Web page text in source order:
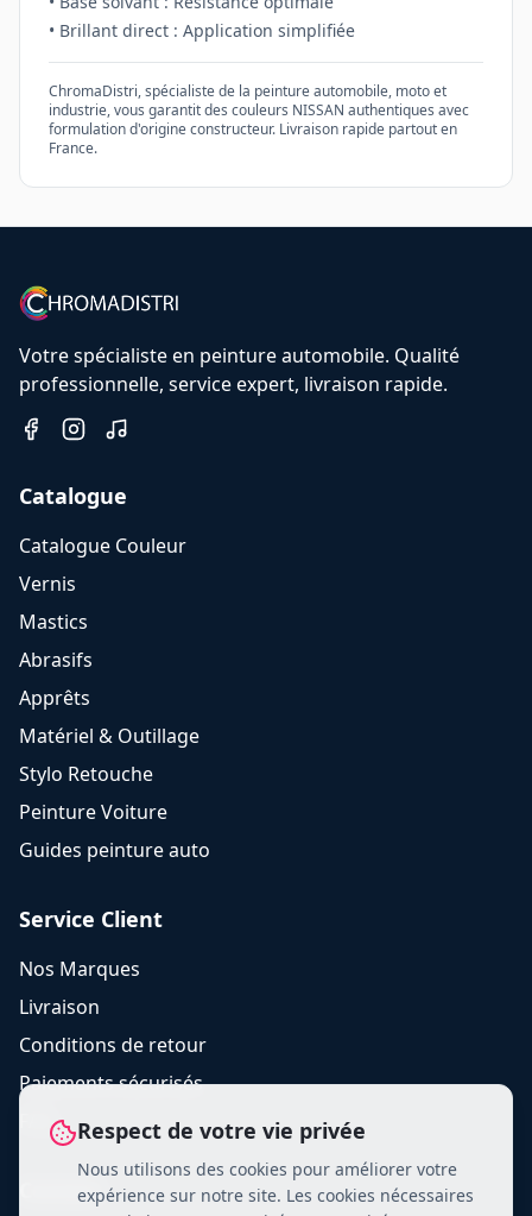
• Brillant direct : Application simplifiée
ChromaDistri, spécialiste de la peinture automobile, moto et
industrie, vous garantit des couleurs NISSAN authentiques avec
formulation d'origine constructeur. Livraison rapide partout en
France.
Votre spécialiste en peinture automobile. Qualité
professionnelle, service expert, livraison rapide.
Catalogue
Catalogue Couleur
Vernis
Mastics
Abrasifs
Apprêts
Matériel & Outillage
Stylo Retouche
Peinture Voiture
Guides peinture auto
Service Client
Nos Marques
Livraison
Conditions de retour
Paiements sécurisés
FAQ
Contact
Respect de votre vie privée
Nous utilisons des cookies pour améliorer votre
expérience sur notre site. Les cookies nécessaires